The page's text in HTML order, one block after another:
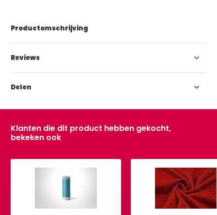
Productomschrijving
Reviews
Delen
Klanten die dit product hebben gekocht,
bekeken ook